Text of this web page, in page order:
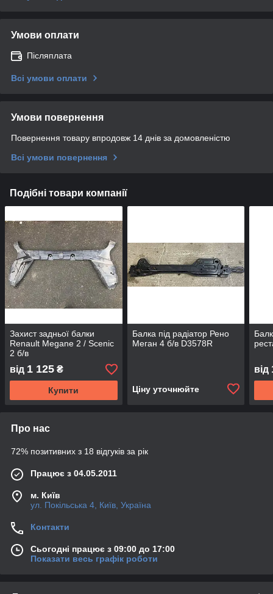
Умови оплати
Післяплата
Всі умови оплати
Умови повернення
Повернення товару впродовж 14 днів за домовленістю
Всі умови повернення
Подібні товари компанії
Захист задньої балки
Renault Megane 2 / Scenic
2 б/в
від 1 125 ₴
Купити
Балка під радіатор Рено
Меган 4 б/в D3578R
Ціну уточнюйте
від
Про нас
72% позитивних з 18 відгуків за рік
Працює з 04.05.2011
м. Київ
ул. Покільська 4, Київ, Україна
Контакти
Сьогодні працює з 09:00 до 17:00
Показати весь графік роботи